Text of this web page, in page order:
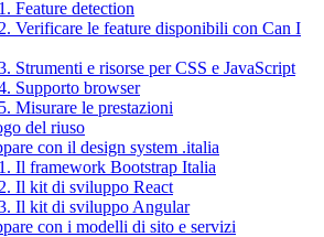
Feature detection
Verificare le feature disponibili con Can I
Strumenti e risorse per CSS e JavaScript
Supporto browser
Misurare le prestazioni
del riuso
con il design system .italia
Il framework Bootstrap Italia
Il kit di sviluppo React
Il kit di sviluppo Angular
con i modelli di sito e servizi